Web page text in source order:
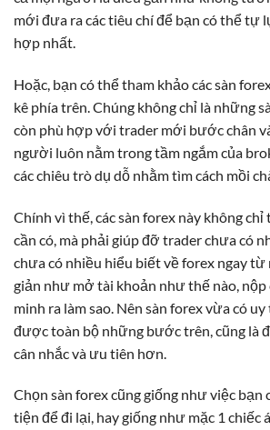
mới đưa ra các tiêu chí để bạn có thể tự
hợp nhất.
Hoặc, bạn có thể tham khảo các sàn
kê phía trên. Chúng không chỉ là những
còn phù hợp với trader mới bước chân
người luôn nằm trong tầm ngắm của
các chiêu trò dụ dỗ nhằm tìm cách mồi
Chính vì thế, các sàn forex này không
cần có, mà phải giúp đỡ trader chưa có
chưa có nhiều hiểu biết về forex ngay
giản như mở tài khoản như thế nào, nộp
minh ra làm sao. Nên sàn forex vừa có
được toàn bộ những bước trên, cũng là
cân nhắc và ưu tiên hơn.
Chọn sàn forex cũng giống như việc
tiện để đi lại, hay giống như mặc 1 chiếc